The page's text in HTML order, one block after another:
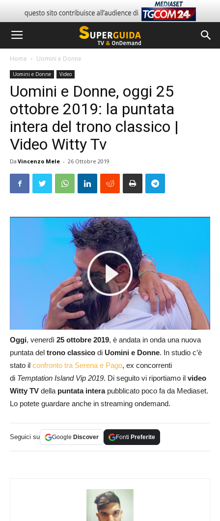
Home Uomini e Donne
Uomini e Donne Video
Uomini e Donne, oggi 25
ottobre 2019: la puntata
intera del trono classico |
Video Witty Tv
Da Vincenzo Mele - 26 Ottobre 2019
Oggi, venerdì 25 ottobre 2019, è andata in onda una nuova
puntata del trono classico di Uomini e Donne. In studio c’è
stato il confronto tra Serena e Pago, ex concorrenti
di Temptation Island Vip 2019. Di seguito vi riportiamo il video
Witty TV della puntata interapubblicato poco fa da Mediaset.
Lo potete guardare anche in streaming ondemand.
Seguici su Google Discover Fonti Preferite